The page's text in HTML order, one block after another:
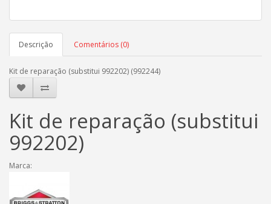
Descrição Comentários (0)
Kit de reparação (substitui 992202) (992244)
Kit de reparação (substitui
992202)
Marca: